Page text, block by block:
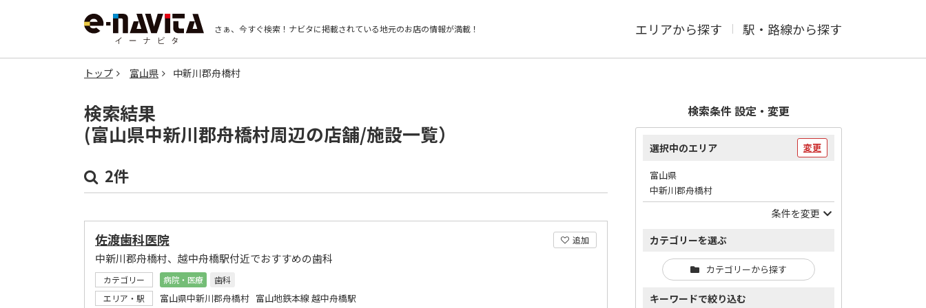
さぁ、今すぐ検索！ ナビタに掲載されている地元のお店の情報が満載！ エリアから探す 駅・路線から探す
トップ 富山県 中新川郡舟橋村
検索結果
(富山県中新川郡舟橋村周辺の店舗/施設一覧）
2件
追加
佐渡歯科医院
中新川郡舟橋村、越中舟橋駅付近でおすすめの歯科
カテゴリー 病院・医療
歯科
エリア・駅
富山県中新川郡舟橋村 富山地鉄本線 越中舟橋駅
検索条件 設定・変更
選択中のエリア 変更
富山県
中新川郡舟橋村
条件を変更
カテゴリーを選ぶ
カテゴリーから探す
キーワードで絞り込む